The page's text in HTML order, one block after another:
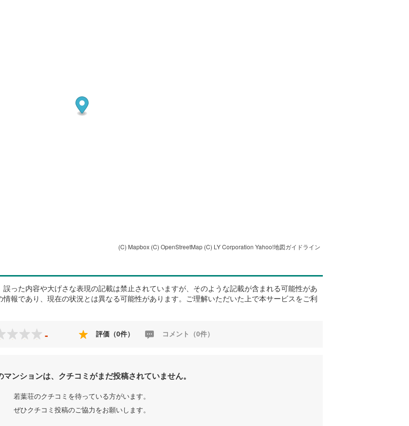
(C) Mapbox (C) OpenStreetMap (C) LY Corporation Yahoo!地図ガイドライン
った内容や大げさな表現の記載は禁止されていますが、そのような記載が含まれる可能性があ
報であり、現在の状況とは異なる可能性があります。ご理解いただいた上で本サービスをご利
- 評価（0件） コメント（0件）
マンションは、クチコミがまだ投稿されていません。
若葉荘のクチコミを待っている方がいます。
ぜひクチコミ投稿のご協力をお願いします。